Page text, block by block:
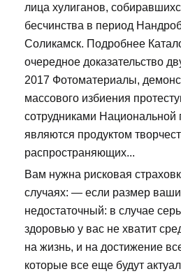
лица хулиганов,
бесчинства в период
Соликамск. Подробнее
очередное доказательство
2017 Фотоматериалы,
массового избиения
сотрудниками Национальной
являются продуктом
распространяющих...
Вам нужна рисковая
случаях: — если размер
недостаточный: в случае
здоровью у вас не хватит
на жизнь, и на достижение
которые все еще будут